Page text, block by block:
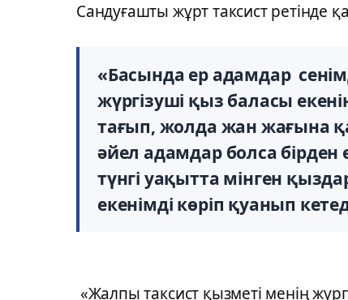
Сандуғашты жұрт таксист ретінде
«Басында ер адамдар
жүргізуші қыз баласы
тағып, жолда жан жағына
әйел адамдар болса бірден
түнгі уақытта мінген
екенімді көріп қуанып
«Жалпы таксист қызметі менің